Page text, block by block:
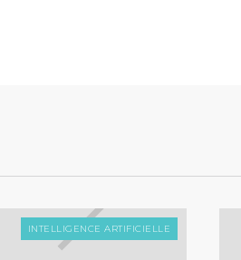
INTELLIGENCE ARTIFICIELLE